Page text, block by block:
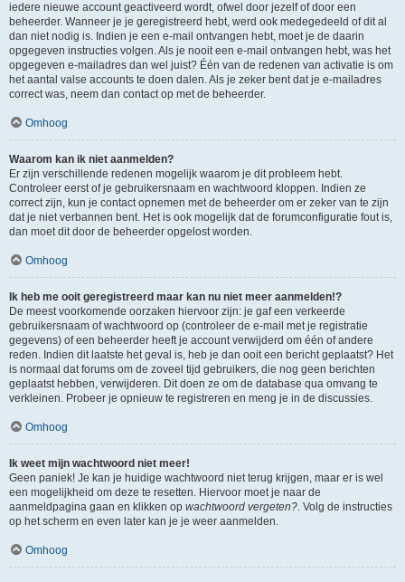
iedere nieuwe account geactiveerd wordt, ofwel door jezelf of door een
beheerder. Wanneer je je geregistreerd hebt, werd ook medegedeeld of dit al
dan niet nodig is. Indien je een e-mail ontvangen hebt, moet je de daarin
opgegeven instructies volgen. Als je nooit een e-mail ontvangen hebt, was het
opgegeven e-mailadres dan wel juist? Één van de redenen van activatie is om
het aantal valse accounts te doen dalen. Als je zeker bent dat je e-mailadres
correct was, neem dan contact op met de beheerder.
Omhoog
Waarom kan ik niet aanmelden?
Er zijn verschillende redenen mogelijk waarom je dit probleem hebt.
Controleer eerst of je gebruikersnaam en wachtwoord kloppen. Indien ze
correct zijn, kun je contact opnemen met de beheerder om er zeker van te zijn
dat je niet verbannen bent. Het is ook mogelijk dat de forumconfiguratie fout is,
dan moet dit door de beheerder opgelost worden.
Omhoog
Ik heb me ooit geregistreerd maar kan nu niet meer aanmelden!?
De meest voorkomende oorzaken hiervoor zijn: je gaf een verkeerde
gebruikersnaam of wachtwoord op (controleer de e-mail met je registratie
gegevens) of een beheerder heeft je account verwijderd om één of andere
reden. Indien dit laatste het geval is, heb je dan ooit een bericht geplaatst? Het
is normaal dat forums om de zoveel tijd gebruikers, die nog geen berichten
geplaatst hebben, verwijderen. Dit doen ze om de database qua omvang te
verkleinen. Probeer je opnieuw te registreren en meng je in de discussies.
Omhoog
Ik weet mijn wachtwoord niet meer!
Geen paniek! Je kan je huidige wachtwoord niet terug krijgen, maar er is wel
een mogelijkheid om deze te resetten. Hiervoor moet je naar de
aanmeldpagina gaan en klikken op wachtwoord vergeten?. Volg de instructies
op het scherm en even later kan je je weer aanmelden.
Omhoog